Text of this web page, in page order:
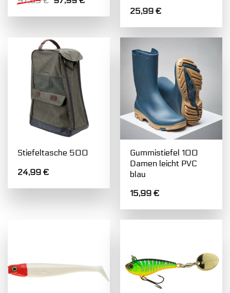
war:
ist:
25,99€
Stiefeltasche 500
24,99€
Gummistiefel 100
Damen leicht PVC
blau
15,99€